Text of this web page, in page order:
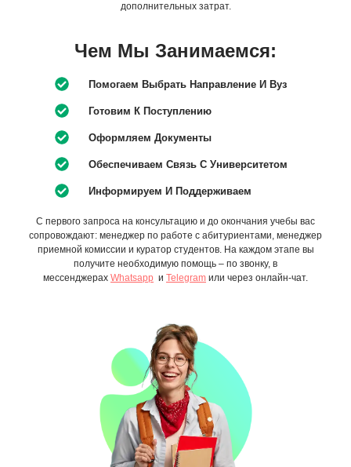
дополнительных затрат.
Чем Мы Занимаемся:
Помогаем Выбрать Направление И Вуз
Готовим К Поступлению
Оформляем Документы
Обеспечиваем Связь С Университетом
Информируем И Поддерживаем
С первого запроса на консультацию и до окончания учебы вас
сопровождают: менеджер по работе с абитуриентами, менеджер
приемной комиссии и куратор студентов. На каждом этапе вы
получите необходимую помощь – по звонку, в
мессенджерах Whatsapp и Telegram или через онлайн-чат.